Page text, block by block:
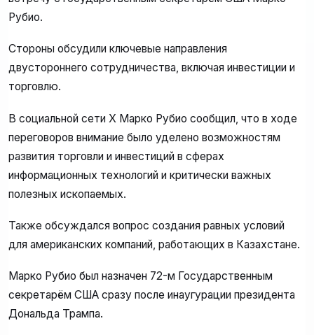
Рубио.
Стороны обсудили ключевые направления
двустороннего сотрудничества, включая инвестиции и
торговлю.
В социальной сети X Марко Рубио сообщил, что в ходе
переговоров внимание было уделено возможностям
развития торговли и инвестиций в сферах
информационных технологий и критически важных
полезных ископаемых.
Также обсуждался вопрос создания равных условий
для американских компаний, работающих в Казахстане.
Марко Рубио был назначен 72-м Государственным
секретарём США сразу после инаугурации президента
Дональда Трампа.